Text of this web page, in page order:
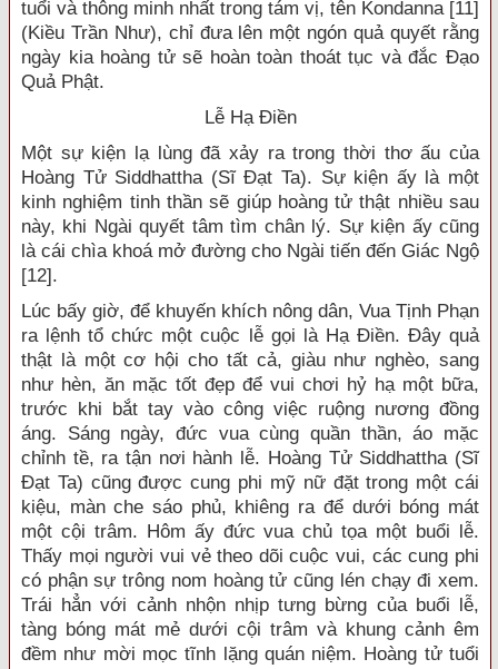
tuổi và thông minh nhất trong tám vị, tên Kondanna [11]
(Kiều Trần Như), chỉ đưa lên một ngón quả quyết rằng
ngày kia hoàng tử sẽ hoàn toàn thoát tục và đắc Đạo
Quả Phật.
Lễ Hạ Điền
Một sự kiện lạ lùng đã xảy ra trong thời thơ ấu của
Hoàng Tử Siddhattha (Sĩ Đạt Ta). Sự kiện ấy là một
kinh nghiệm tinh thần sẽ giúp hoàng tử thật nhiều sau
này, khi Ngài quyết tâm tìm chân lý. Sự kiện ấy cũng
là cái chìa khoá mở đường cho Ngài tiến đến Giác Ngộ
[12].
Lúc bấy giờ, để khuyến khích nông dân, Vua Tịnh Phạn
ra lệnh tổ chức một cuộc lễ gọi là Hạ Điền. Đây quả
thật là một cơ hội cho tất cả, giàu như nghèo, sang
như hèn, ăn mặc tốt đẹp để vui chơi hỷ hạ một bữa,
trước khi bắt tay vào công việc ruộng nương đồng
áng. Sáng ngày, đức vua cùng quần thần, áo mặc
chỉnh tề, ra tận nơi hành lễ. Hoàng Tử Siddhattha (Sĩ
Đạt Ta) cũng được cung phi mỹ nữ đặt trong một cái
kiệu, màn che sáo phủ, khiêng ra để dưới bóng mát
một cội trâm. Hôm ấy đức vua chủ tọa một buổi lễ.
Thấy mọi người vui vẻ theo dõi cuộc vui, các cung phi
có phận sự trông nom hoàng tử cũng lén chạy đi xem.
Trái hẳn với cảnh nhộn nhịp tưng bừng của buổi lễ,
tàng bóng mát mẻ dưới cội trâm và khung cảnh êm
đềm như mời mọc tĩnh lặng quán niệm. Hoàng tử tuổi